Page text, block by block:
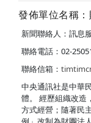
發佈單位名稱
新聞聯絡人：訊息
聯絡電話：02-
聯絡信箱：
中央通訊社是中華
體。 經歷組織改造
方式經營；隨著民